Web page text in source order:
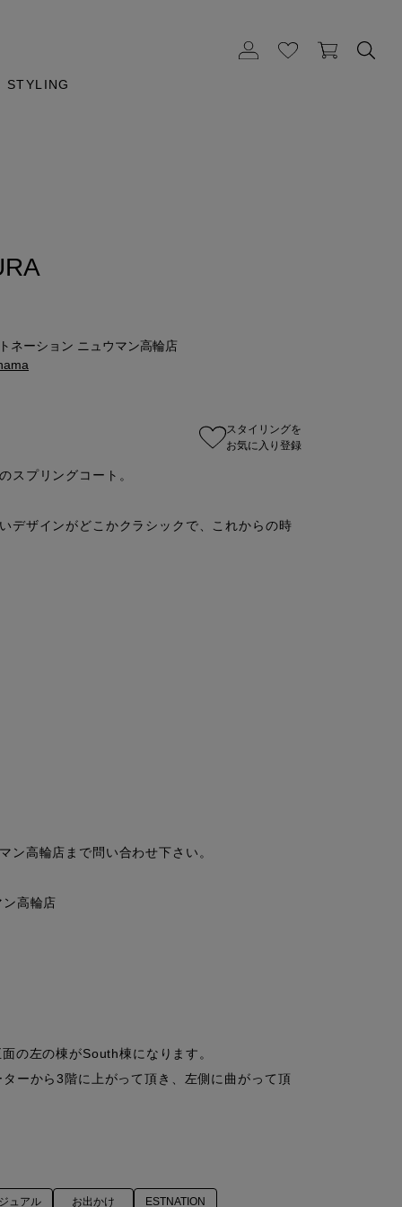
STYLING
ネーション ニュウマン高輪店
スタイリングを
お気に入り登録
スプリングコート。
デザインがどこかクラシックで、これからの時
ン高輪店まで問い合わせ下さい。
高輪店
の左の棟がSouth棟になります。
ーから3階に上がって頂き、左側に曲がって頂
ュアル お出かけ ESTNATION